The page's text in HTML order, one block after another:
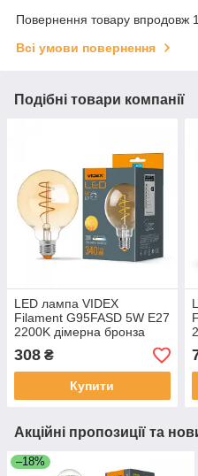
Повернення товару впродовж
Всі умови повернення
Подібні товари компанії
LED лампа VIDEX
Filament G95FASD 5W E27
2200K дімерна бронза
308 ₴
Купити
Акційні пропозиції та
–18%